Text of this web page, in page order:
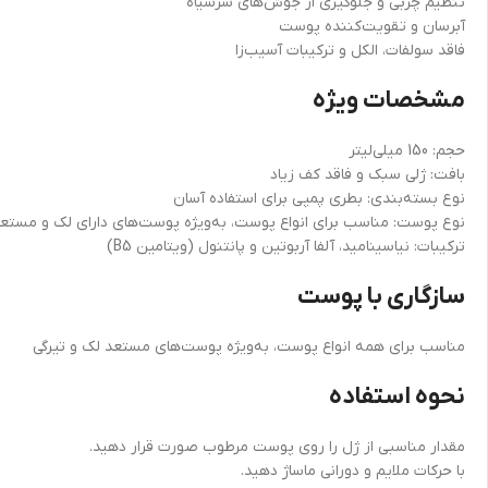
آبرسان و تقویت‌کننده پوست
فاقد سولفات، الکل و ترکیبات آسیب‌زا
مشخصات ویژه
حجم: 150 میلی‌لیتر
بافت: ژلی سبک و فاقد کف زیاد
نوع بسته‌بندی: بطری پمپی برای استفاده آسان
نوع پوست: مناسب برای انواع پوست، به‌ویژه پوست‌های دارای لک و
ترکیبات: نیاسینامید، آلفا آربوتین و پانتنول (ویتامین B5)
سازگاری با پوست
مناسب برای همه انواع پوست، به‌ویژه پوست‌های مستعد لک و تیرگی
نحوه استفاده
مقدار مناسبی از ژل را روی پوست مرطوب صورت قرار دهید.
با حرکات ملایم و دورانی ماساژ دهید.